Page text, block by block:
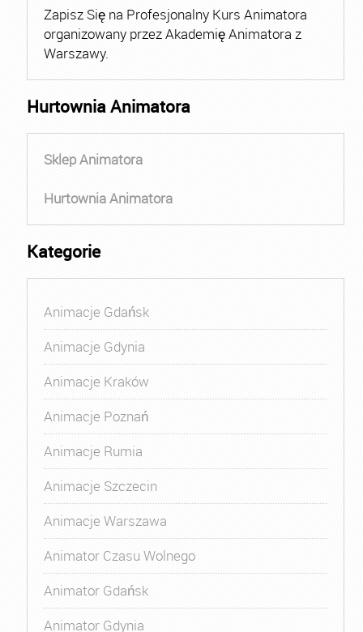
Zapisz Się na Profesjonalny Kurs Animatora
organizowany przez Akademię Animatora z
Warszawy.
Hurtownia Animatora
Sklep Animatora
Hurtownia Animatora
Kategorie
Animacje Gdańsk
Animacje Gdynia
Animacje Kraków
Animacje Poznań
Animacje Rumia
Animacje Szczecin
Animacje Warszawa
Animator Czasu Wolnego
Animator Gdańsk
Animator Gdynia